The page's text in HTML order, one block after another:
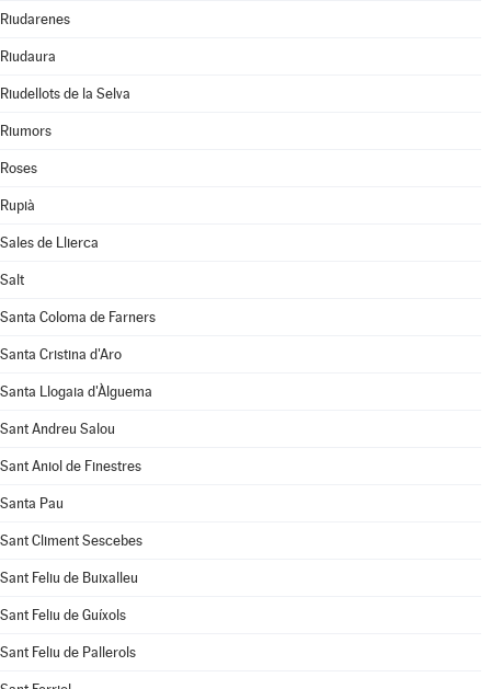
Riudarenes
Riudaura
Riudellots de la Selva
Riumors
Roses
Rupià
Sales de Llierca
Salt
Santa Coloma de Farners
Santa Cristina d'Aro
Santa Llogaia d'Àlguema
Sant Andreu Salou
Sant Aniol de Finestres
Santa Pau
Sant Climent Sescebes
Sant Feliu de Buixalleu
Sant Feliu de Guíxols
Sant Feliu de Pallerols